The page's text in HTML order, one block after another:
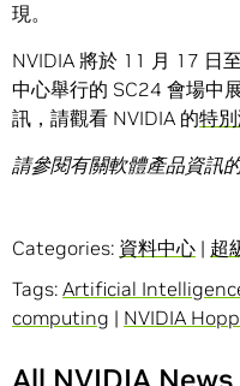
現。
NVIDIA 將於 11 月 17 日
中心舉行的 SC24 會場中
訊，請觀看 NVIDIA 的特
請參閱有關軟體產品資訊
Categories: 資料中心 | 超
Tags: Artificial
computing | NVIDIA